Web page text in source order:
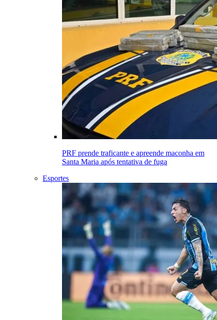
PRF prende traficante e apreende maconha em
Santa Maria após tentativa de fuga
Esportes